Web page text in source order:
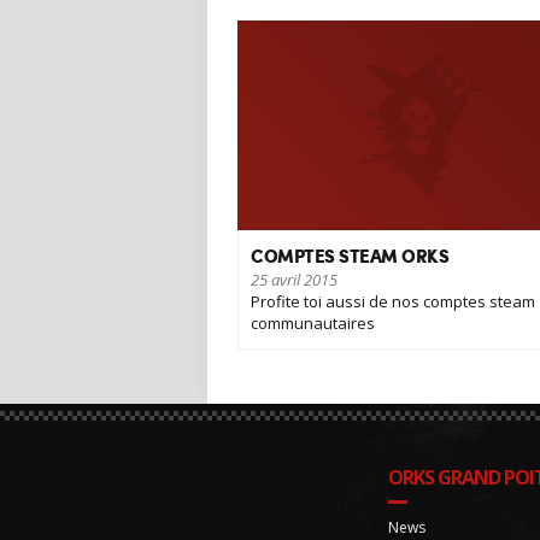
COMPTES STEAM ORKS
25 avril 2015
Profite toi aussi de nos comptes steam
communautaires
ORKS GRAND
News